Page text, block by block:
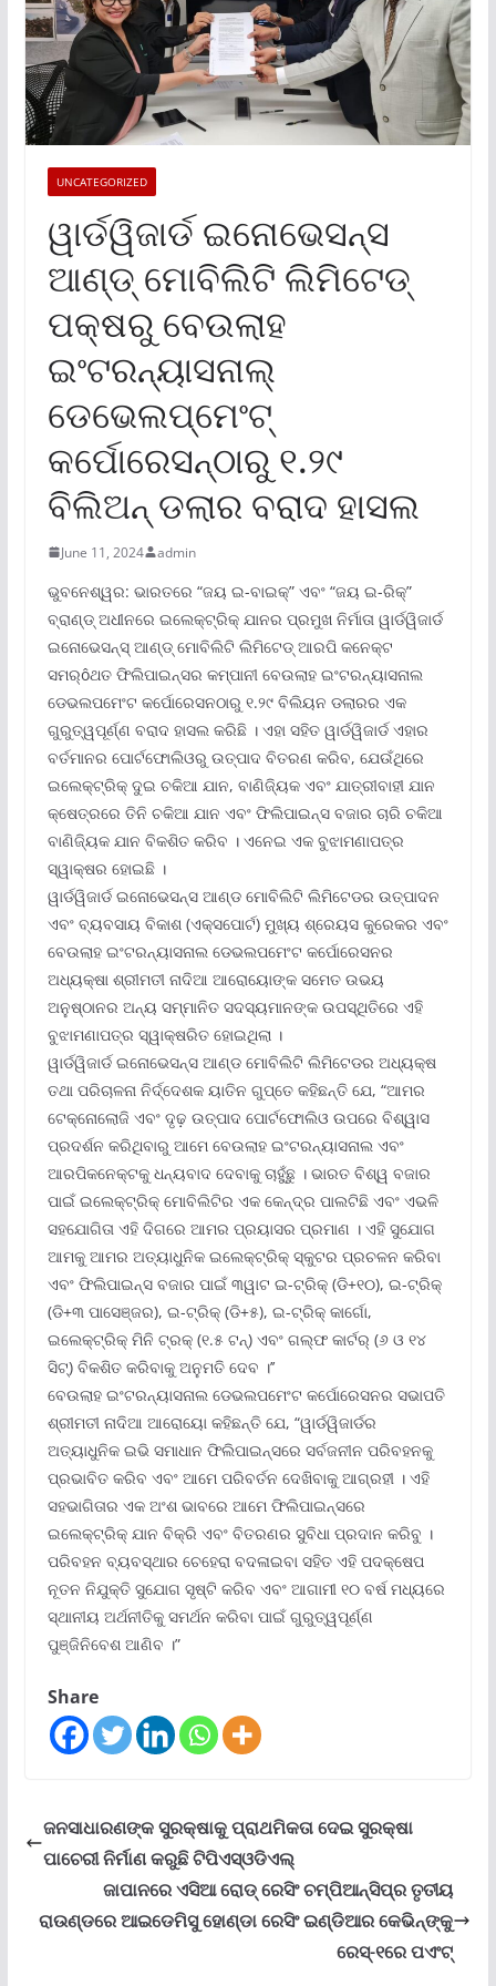
UNCATEGORIZED
ୱାର୍ଡୱିଜାର୍ଡ ଇନୋଭେସନ୍ସ
ଆଣ୍ଡ୍ ମୋବିଲିଟି ଲିମିଟେଡ୍
ପକ୍ଷରୁ ବେଉଲାହ
ଇଂଟରନ୍ୟାସନାଲ୍
ଡେଭେଲପ୍‌ମେଂଟ୍
କର୍ପୋରେସନ୍‌ଠାରୁ ୧.୨୯
ବିଲିଅନ୍ ଡଲାର ବରାଦ ହାସଲ
June 11, 2024 admin
ଭୁବନେଶ୍ୱର: ଭାରତରେ “ଜୟ ଇ-ବାଇକ୍‌” ଏବଂ “ଜୟ ଇ-ରିକ୍‌”
ବ୍ରାଣ୍ଡ୍ ଅଧୀନରେ ଇଲେକ୍ଟ୍ରିକ୍ ଯାନର ପ୍ରମୁଖ ନିର୍ମାତା ୱାର୍ଡୱିଜାର୍ଡ
ଇନୋଭେସନ୍ସ୍ ଆଣ୍ଡ୍ ମୋବିଲିଟି ଲିମିଟେଡ୍ ଆରପି କନେକ୍ଟ
ସମର୍ôଥତ ଫିଲିପାଇନ୍ସର କମ୍ପାନୀ ବେଉଲାହ ଇଂଟରନ୍ୟାସନାଲ
ଡେଭଲପମେଂଟ କର୍ପୋରେସନଠାରୁ ୧.୨୯ ବିଲିୟନ ଡଲାରର ଏକ
ଗୁରୁତ୍ୱପୂର୍ଣ୍ଣ ବରାଦ ହାସଲ କରିଛି । ଏହା ସହିତ ୱାର୍ଡୱିଜାର୍ଡ ଏହାର
ବର୍ତମାନର ପୋର୍ଟଫୋଲିଓରୁ ଉତ୍ପାଦ ବିତରଣ କରିବ, ଯେଉଁଥିରେ
ଇଲେକ୍ଟ୍ରିକ୍ ଦୁଇ ଚକିଆ ଯାନ, ବାଣିଜ୍ୟିକ ଏବଂ ଯାତ୍ରୀବାହୀ ଯାନ
କ୍ଷେତ୍ରରେ ତିନି ଚକିଆ ଯାନ ଏବଂ ଫିଲିପାଇନ୍ସ ବଜାର ଚାରି ଚକିଆ
ବାଣିଜ୍ୟିକ ଯାନ ବିକଶିତ କରିବ । ଏନେଇ ଏକ ବୁଝାମଣାପତ୍ର
ସ୍ୱାକ୍ଷର ହୋଇଛି ।
ୱାର୍ଡୱିଜାର୍ଡ ଇନୋଭେସନ୍ସ ଆଣ୍ଡ ମୋବିଲିଟି ଲିମିଟେଡର ଉତ୍ପାଦନ
ଏବଂ ବ୍ୟବସାୟ ବିକାଶ (ଏକ୍ସପୋର୍ଟ) ମୁଖ୍ୟ ଶ୍ରେୟସ କୁରେକର ଏବଂ
ବେଉଲାହ ଇଂଟରନ୍ୟାସନାଲ ଡେଭଲପମେଂଟ କର୍ପୋରେସନର
ଅଧ୍ୟକ୍ଷା ଶ୍ରୀମତୀ ନାଦିଆ ଆରୋୟୋଙ୍କ ସମେତ ଉଭୟ
ଅନୁଷ୍ଠାନର ଅନ୍ୟ ସମ୍ମାନିତ ସଦସ୍ୟମାନଙ୍କ ଉପସ୍ଥିତିରେ ଏହି
ବୁଝାମଣାପତ୍ର ସ୍ୱାକ୍ଷରିତ ହୋଇଥିଲା ।
ୱାର୍ଡୱିଜାର୍ଡ ଇନୋଭେସନ୍ସ ଆଣ୍ଡ ମୋବିଲିଟି ଲିମିଟେଡର ଅଧ୍ୟକ୍ଷ
ତଥା ପରିଚାଳନା ନିର୍ଦ୍ଦେଶକ ୟାତିନ ଗୁପ୍ତେ କହିଛନ୍ତି ଯେ, “ଆମର
ଟେକ୍ନୋଲୋଜି ଏବଂ ଦୃଢ଼ ଉତ୍ପାଦ ପୋର୍ଟଫୋଲିଓ ଉପରେ ବିଶ୍ୱାସ
ପ୍ରଦର୍ଶନ କରିଥିବାରୁ ଆମେ ବେଉଲାହ ଇଂଟରନ୍ୟାସନାଲ ଏବଂ
ଆରପିକନେକ୍ଟକୁ ଧନ୍ୟବାଦ ଦେବାକୁ ଚାହୁଁଛୁ । ଭାରତ ବିଶ୍ୱ ବଜାର
ପାଇଁ ଇଲେକ୍ଟ୍ରିକ୍ ମୋବିଲିଟିର ଏକ କେନ୍ଦ୍ର ପାଲଟିଛି ଏବଂ ଏଭଳି
ସହଯୋଗିତା ଏହି ଦିଗରେ ଆମର ପ୍ରୟାସର ପ୍ରମାଣ । ଏହି ସୁଯୋଗ
ଆମକୁ ଆମର ଅତ୍ୟାଧୁନିକ ଇଲେକ୍ଟ୍ରିକ୍ ସ୍କୁଟର ପ୍ରଚଳନ କରିବା
ଏବଂ ଫିଲିପାଇନ୍ସ ବଜାର ପାଇଁ ୩ୱାଟ ଇ-ଟ୍ରିକ୍ (ଡି+୧୦), ଇ-ଟ୍ରିକ୍
(ଡି+୩ ପାସେଞ୍ଜର), ଇ-ଟ୍ରିକ୍ (ଡି+୫), ଇ-ଟ୍ରିକ୍ କାର୍ଗୋ,
ଇଲେକ୍ଟ୍ରିକ୍ ମିନି ଟ୍ରକ୍ (୧.୫ ଟନ୍‌) ଏବଂ ଗଲ୍ଫ କାର୍ଟର୍ (୬ ଓ ୧୪
ସିଟ୍‌) ବିକଶିତ କରିବାକୁ ଅନୁମତି ଦେବ ।’’
ବେଉଲାହ ଇଂଟରନ୍ୟାସନାଲ ଡେଭଲପମେଂଟ କର୍ପୋରେସନର ସଭାପତି
ଶ୍ରୀମତୀ ନାଦିଆ ଆରୋୟୋ କହିଛନ୍ତି ଯେ, “ୱାର୍ଡୱିଜାର୍ଡର
ଅତ୍ୟାଧୁନିକ ଇଭି ସମାଧାନ ଫିଲିପାଇନ୍ସରେ ସର୍ବଜନୀନ ପରିବହନକୁ
ପ୍ରଭାବିତ କରିବ ଏବଂ ଆମେ ପରିବର୍ତନ ଦେଖିବାକୁ ଆଗ୍ରହୀ । ଏହି
ସହଭାଗିତାର ଏକ ଅଂଶ ଭାବରେ ଆମେ ଫିଲିପାଇନ୍ସରେ
ଇଲେକ୍ଟ୍ରିକ୍ ଯାନ ବିକ୍ରି ଏବଂ ବିତରଣର ସୁବିଧା ପ୍ରଦାନ କରିବୁ ।
ପରିବହନ ବ୍ୟବସ୍ଥାର ଚେହେରା ବଦଳାଇବା ସହିତ ଏହି ପଦକ୍ଷେପ
ନୂତନ ନିଯୁକ୍ତି ସୁଯୋଗ ସୃଷ୍ଟି କରିବ ଏବଂ ଆଗାମୀ ୧୦ ବର୍ଷ ମଧ୍ୟରେ
ସ୍ଥାନୀୟ ଅର୍ଥନୀତିକୁ ସମର୍ଥନ କରିବା ପାଇଁ ଗୁରୁତ୍ୱପୂର୍ଣ୍ଣ
ପୁଞ୍ଜିନିବେଶ ଆଣିବ ।”
Share
ଜନସାଧାରଣଙ୍କ ସୁରକ୍ଷାକୁ ପ୍ରାଥମିକତା ଦେଇ ସୁରକ୍ଷା
ପାଚେରୀ ନିର୍ମାଣ କରୁଛି ଟିପିଏସ୍ଓଡିଏଲ୍
ଜାପାନରେ ଏସିଆ ରୋଡ୍ ରେସିଂ ଚମ୍ପିଆନ୍‌ସିପ୍‌ର ତୃତୀୟ
ରାଉଣ୍ଡରେ ଆଇଡେମିସୁ ହୋଣ୍ଡା ରେସିଂ ଇଣ୍ଡିଆର କେଭିନ୍‌ଙ୍କୁ
ରେସ୍‌-୧ରେ ପଏଂଟ୍‌